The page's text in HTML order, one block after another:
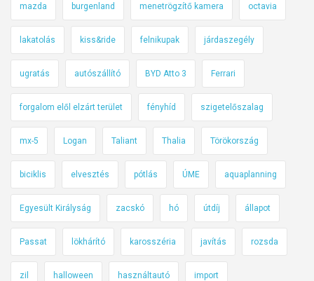
mazda burgenland menetrögzítő kamera octavia
lakatolás kiss&ride felnikupak járdaszegély
ugratás autószállító BYD Atto 3 Ferrari
forgalom elől elzárt terület fényhíd szigetelőszalag
mx-5 Logan Taliant Thalia Törökország
biciklis elvesztés pótlás ÚME aquaplanning
Egyesült Királyság zacskó hó útdíj állapot
Passat lökhárító karosszéria javítás rozsda
zil halloween használtautó import